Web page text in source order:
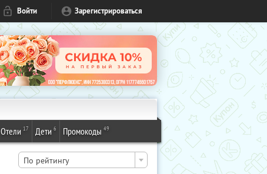
Войти Зарегистрироваться
Отели 17 Дети 6 Промокоды 49
По рейтингу